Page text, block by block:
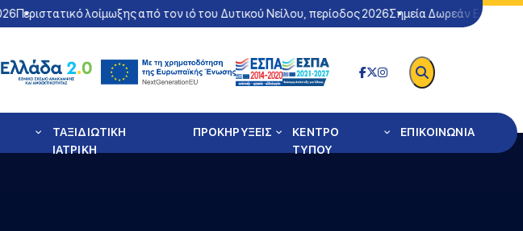
λοίμωξης από τον ιό του Δυτικού Νείλου, περίοδος 2026Σημεία Δωρεάν Ελέγχου
ΤΑΞΙΔΙΩΤΙΚΗ
ΙΑΤΡΙΚΗ
ΠΡΟΚΗΡΥΞΕΙΣ
ΚΕΝΤΡΟ
ΤΥΠΟΥ
ΕΠΙΚΟΙΝΩΝΙΑ